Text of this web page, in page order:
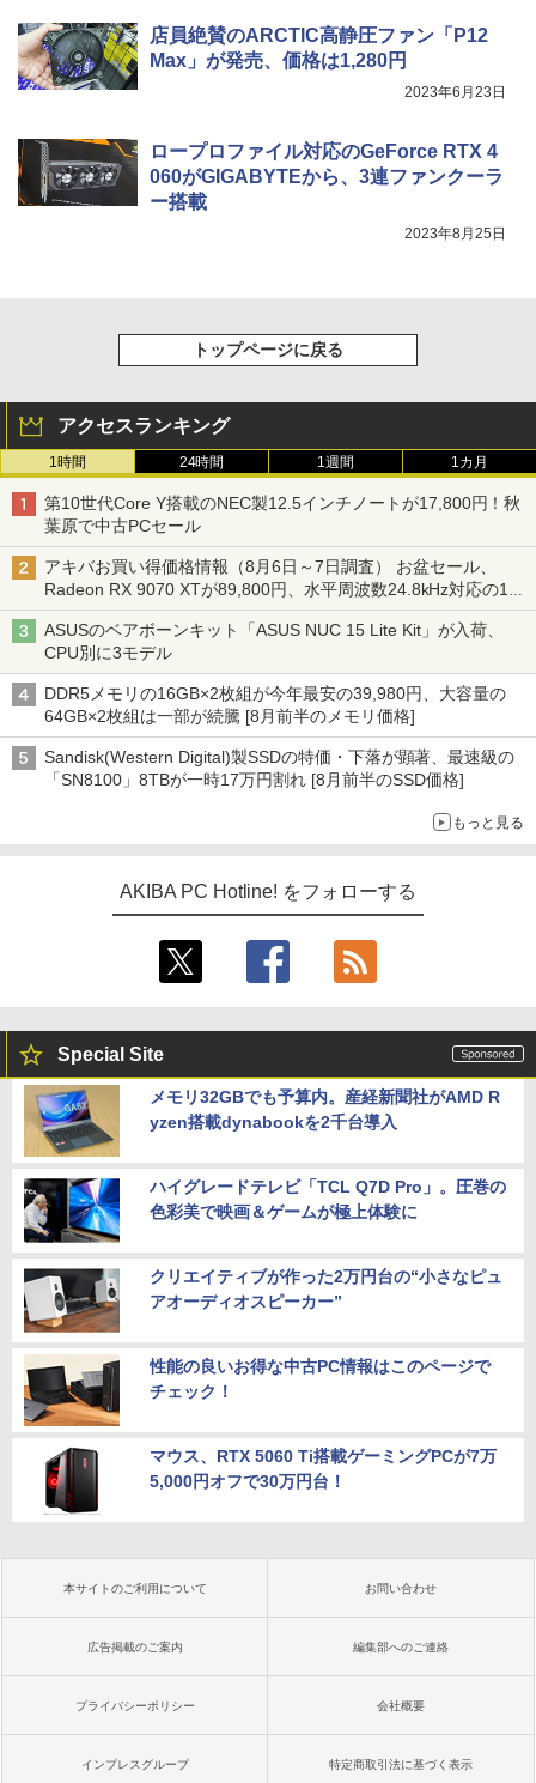
店員絶賛のARCTIC高静圧ファン「P12
Max」が発売、価格は1,280円
2023年6月23日
ロープロファイル対応のGeForce RTX 4
060がGIGABYTEから、3連ファンクーラ
ー搭載
2023年8月25日
トップページに戻る
アクセスランキング
1時間 24時間 1週間 1カ月
第10世代Core Y搭載のNEC製12.5インチノートが17,800円！秋
葉原で中古PCセール
アキバお買い得価格情報（8月6日～7日調査） お盆セール、
Radeon RX 9070 XTが89,800円、水平周波数24.8kHz対応の17
型モニターが9,801円、暑さ指数連動セール ほか
ASUSのベアボーンキット「ASUS NUC 15 Lite Kit」が入荷、
CPU別に3モデル
DDR5メモリの16GB×2枚組が今年最安の39,980円、大容量の
64GB×2枚組は一部が続騰 [8月前半のメモリ価格]
Sandisk(Western Digital)製SSDの特価・下落が顕著、最速級の
「SN8100」8TBが一時17万円割れ [8月前半のSSD価格]
もっと見る
AKIBA PC Hotline! をフォローする
Special Site
メモリ32GBでも予算内。産経新聞社がAMD R
yzen搭載dynabookを2千台導入
ハイグレードテレビ「TCL Q7D Pro」。圧巻の
色彩美で映画＆ゲームが極上体験に
クリエイティブが作った2万円台の“小さなピュ
アオーディオスピーカー”
性能の良いお得な中古PC情報はこのページで
チェック！
マウス、RTX 5060 Ti搭載ゲーミングPCが7万
5,000円オフで30万円台！
本サイトのご利用について お問い合わせ
広告掲載のご案内 編集部へのご連絡
プライバシーポリシー 会社概要
インプレスグループ 特定商取引法に基づく表示